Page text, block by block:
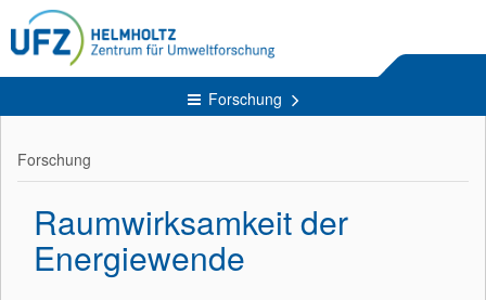
Forschung
Forschung
Raumwirksamkeit der
Energiewende